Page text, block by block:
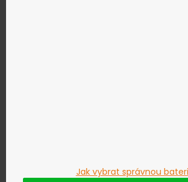
Jak vybrat správnou